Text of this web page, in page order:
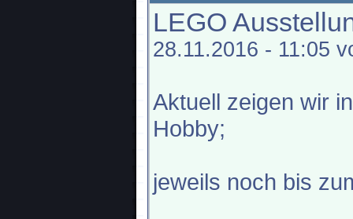
LEGO
28.11.2016 - 11:05
Aktuell zeigen wir
Hobby;
jeweils noch bis